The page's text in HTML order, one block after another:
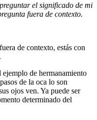
el significado de mi
fuera de contexto.
de contexto, estás con
de hermanamiento
de la oca lo son
ojos ven. Ya puede ser
determinado del